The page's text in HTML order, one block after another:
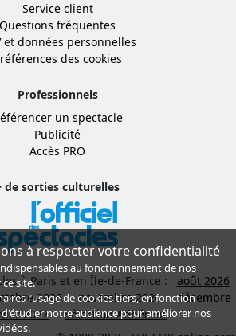
Service client
Questions fréquentes
et données personnelles
des cookies
Professionnels
un spectacle
Publicité
Accès PRO
de sorties culturelles
à Paris et en Île-de-France :
août 2026
2026 novembre 2026
décembre
2027
Sélection Adhérent
à respecter votre confidentialité
au fonctionnement de nos
site.
l’usage de cookies tiers, en fonction
d'étudier notre audience pour améliorer nos